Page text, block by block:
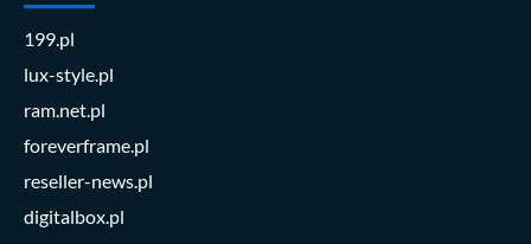
199.pl
lux-style.pl
ram.net.pl
foreverframe.pl
reseller-news.pl
digitalbox.pl